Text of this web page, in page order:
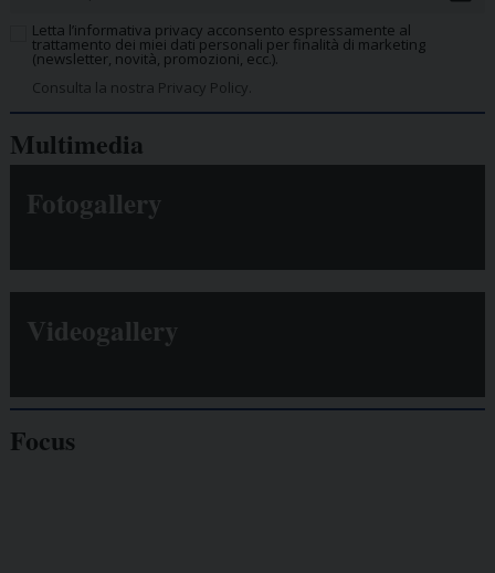
Letta l’informativa privacy acconsento espressamente al
trattamento dei miei dati personali per finalità di marketing
(newsletter, novità, promozioni, ecc.).
Consulta la nostra Privacy Policy.
Multimedia
Fotogallery
Videogallery
Focus